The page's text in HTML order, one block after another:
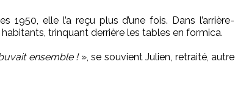
1950, elle l’a reçu plus d’une fois. Dans l’arrière-
trinquant derrière les tables en formica.
ensemble !», se souvient Julien, retraité, autre